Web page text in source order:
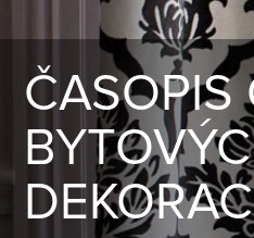
ČASOPIS